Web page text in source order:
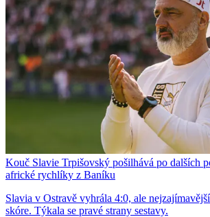
Kouč Slavie Trpišovský pošilhává po dalších
africké rychlíky z Baníku
Slavia v Ostravě vyhrála 4:0, ale
skóre. Týkala se pravé strany sestavy.